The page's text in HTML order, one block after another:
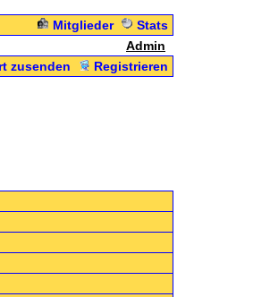
Mitglieder
Stats
Admin
zusenden Registrieren